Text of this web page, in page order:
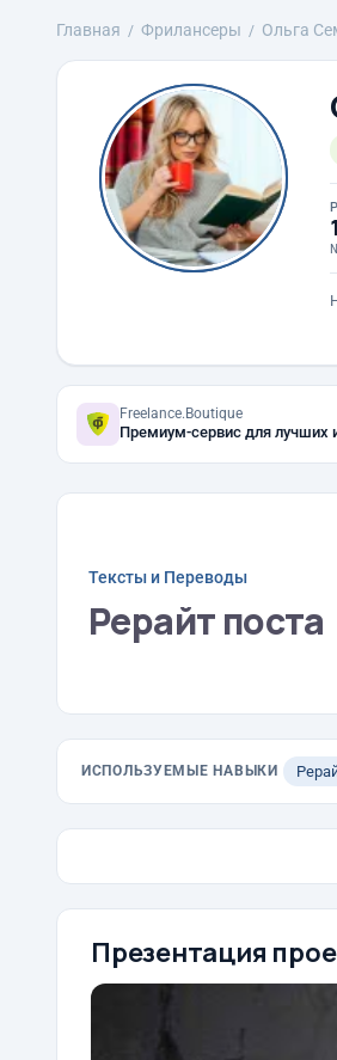
Главная Фрилансеры Ольга
Freelance.Boutique
Премиум-сервис для лучших
Тексты и Переводы
Рерайт поста
ИСПОЛЬЗУЕМЫЕ НАВЫКИ
Презентация